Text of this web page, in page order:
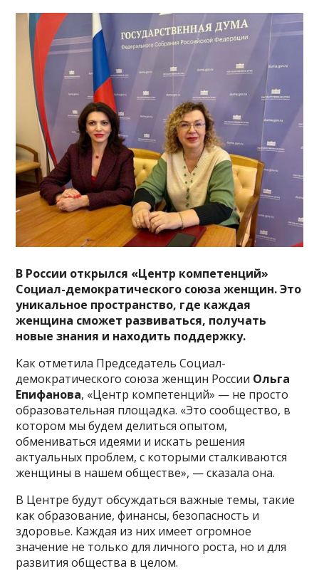
В России открылся «Центр компетенций»
Социал-демократического союза женщин. Это
уникальное пространство, где каждая
женщина сможет развиваться, получать
новые знания и находить поддержку.
Как отметила Председатель Социал-
демократического союза женщин России Ольга
Епифанова, «Центр компетенций» — не просто
образовательная площадка. «Это сообщество, в
котором мы будем делиться опытом,
обмениваться идеями и искать решения
актуальных проблем, с которыми сталкиваются
женщины в нашем обществе», — сказала она.
В Центре будут обсуждаться важные темы, такие
как образование, финансы, безопасность и
здоровье. Каждая из них имеет огромное
значение не только для личного роста, но и для
развития общества в целом.